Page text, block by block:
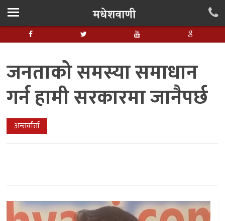
जनताको समस्या समाधान
गर्न हामी सरकारमा जानैपर्छ
अन्तर्वार्ता